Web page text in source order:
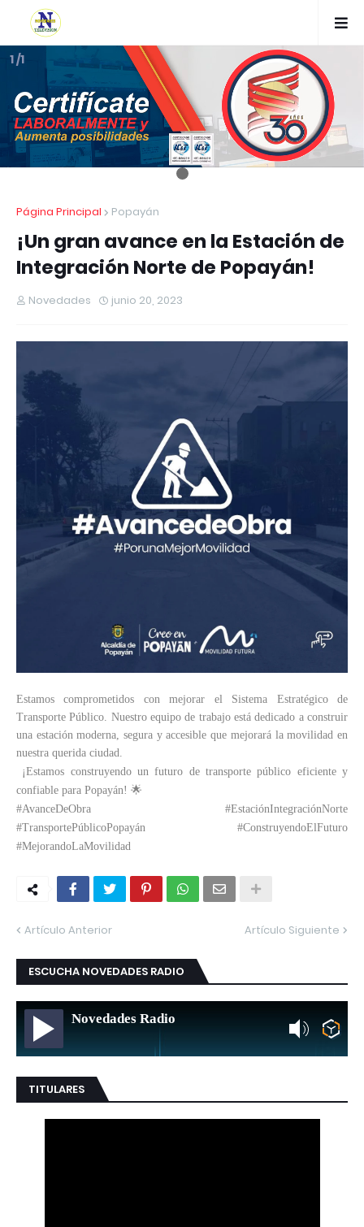
1 /1
Página Principal Popayán
¡Un gran avance en la Estación de
Integración Norte de Popayán!
Novedades junio 20, 2023
Estamos comprometidos con mejorar el Sistema Estratégico de
Transporte Público. Nuestro equipo de trabajo está dedicado a construir
una estación moderna, segura y accesible que mejorará la movilidad en
nuestra querida ciudad.
¡Estamos construyendo un futuro de transporte público eficiente y
confiable para Popayán! 🌟
#AvanceDeObra #EstaciónIntegraciónNorte
#TransportePúblicoPopayán #ConstruyendoElFuturo
#MejorandoLaMovilidad
Artículo Anterior Artículo Siguiente
ESCUCHA NOVEDADES RADIO
Novedades Radio
TITULARES